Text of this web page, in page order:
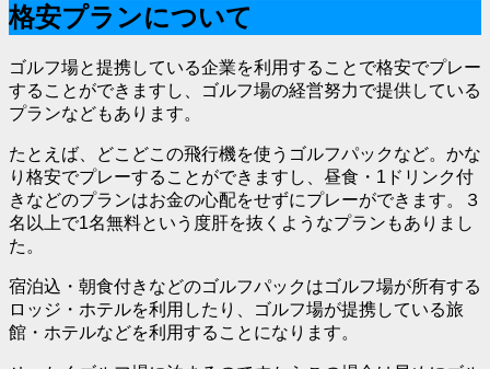
格安プランについて
ゴルフ場と提携している企業を利用することで格安でプレー
することができますし、ゴルフ場の経営努力で提供している
プランなどもあります。
たとえば、どこどこの飛行機を使うゴルフパックなど。かな
り格安でプレーすることができますし、昼食・1ドリンク付
きなどのプランはお金の心配をせずにプレーができます。３
名以上で1名無料という度肝を抜くようなプランもありまし
た。
宿泊込・朝食付きなどのゴルフパックはゴルフ場が所有する
ロッジ・ホテルを利用したり、ゴルフ場が提携している旅
館・ホテルなどを利用することになります。